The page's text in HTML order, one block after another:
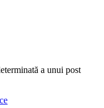
a unui post